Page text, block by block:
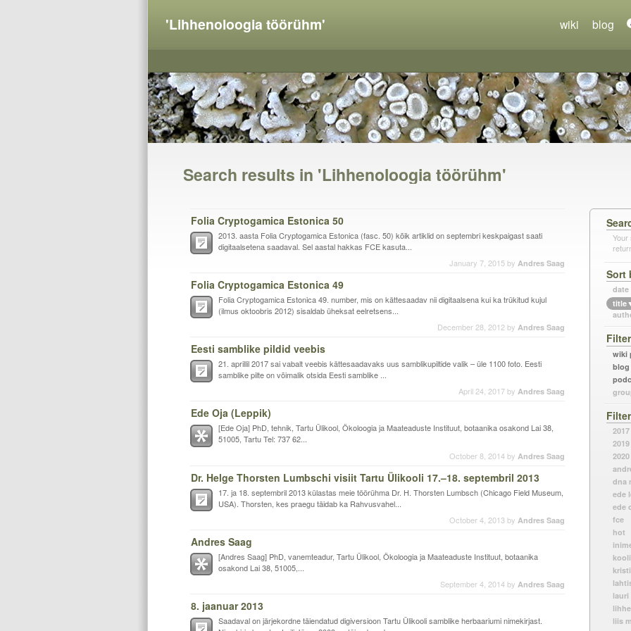
'Lihhenoloogia töörühm' wiki blog
Search results in 'Lihhenoloogia töörühm'
Folia Cryptogamica Estonica 50
2013. aasta Folia Cryptogamica Estonica (fasc. 50) kõik artiklid on septembri keskpaigast saati
digitaalsetena saadaval. Sel aastal hakkas FCE kasuta...
January 7, 2015 by Andres Saag
Folia Cryptogamica Estonica 49
Folia Cryptogamica Estonica 49. number, mis on kättesaadav nii digitaalsena kui ka trükitud kujul
(ilmus oktoobris 2012) sisaldab üheksat eelretsens...
December 28, 2012 by Andres Saag
Eesti samblike pildid veebis
21. aprillil 2017 sai vabalt veebis kättesaadavaks uus samblikupiltide valik – üle 1100 foto. Eesti
samblike pilte on võimalik otsida Eesti samblike ...
April 24, 2017 byAndres Saag
Ede Oja (Leppik)
[Ede Oja] PhD, tehnik, Tartu Ülikool, Ökoloogia ja Maateaduste Instituut, botaanika osakond Lai 38,
51005, Tartu Tel: 737 62...
October 8, 2014 by Andres Saag
Dr. Helge Thorsten Lumbschi visiit Tartu Ülikooli 17.–18. septembril 2013
17. ja 18. septembril 2013 külastas meie töörühma Dr. H. Thorsten Lumbsch (Chicago Field Museum,
USA). Thorsten, kes praegu täidab ka Rahvusvahel...
October 4, 2013 by Andres Saag
Andres Saag
[Andres Saag] PhD, vanemteadur, Tartu Ülikool, Ökoloogia ja Maateaduste Instituut, botaanika
osakond Lai 38, 51005,...
September 4, 2014 byAndres Saag
8. jaanuar 2013
Saadaval on järjekordne täiendatud digiversioon Tartu Ülikooli samblike herbaariumi nimekirjast.
Your
Sort
date
title
wiki
2017
2019
2020
dna
ede
ede
fce
hot
lauri
liis